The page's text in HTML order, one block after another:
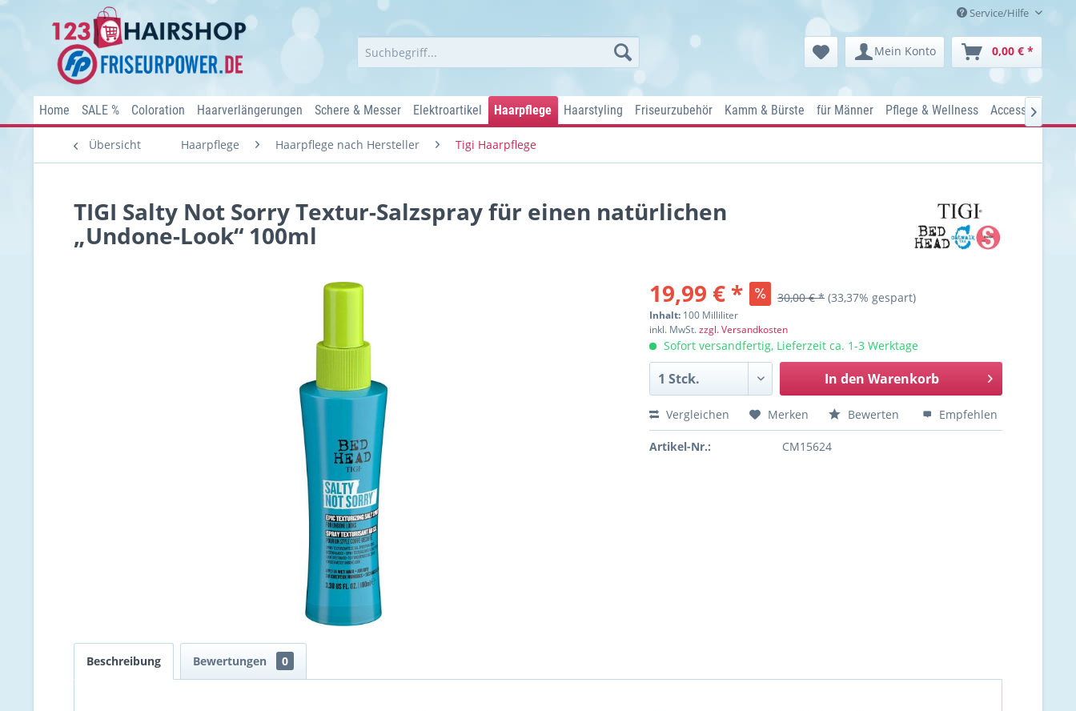
Service/Hilfe
Mein Konto 0,00 € *
Home SALE % Coloration Haarverlängerungen Schere & Messer Elektroartikel Haarpflege Haarstyling Friseurzubehör Kamm & Bürste für Männer Pflege & Wellness Accessoires

Übersicht Haarpflege Haarpflege nach Hersteller Tigi Haarpflege
TIGI Salty Not Sorry Textur-Salzspray für einen natürlichen
„Undone-Look“ 100ml
19,99 € *
30,00 € * (33,37% gespart)
Inhalt: 100 Milliliter
inkl. MwSt.zzgl. Versandkosten
Sofort versandfertig, Lieferzeit ca. 1-3 Werktage
In den Warenkorb
Vergleichen Merken Bewerten Empfehlen
Artikel-Nr.: CM15624
Beschreibung Bewertungen 0